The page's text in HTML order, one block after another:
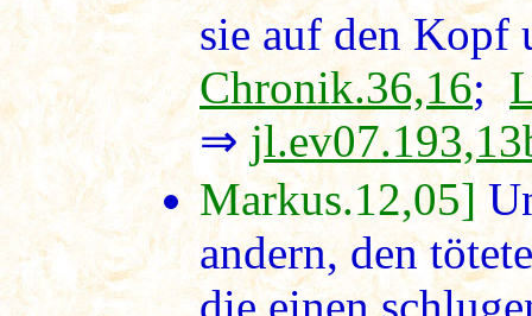
sie auf den Kopf
Chronik.36,16;
⇒
Markus.12,05]
andern, den